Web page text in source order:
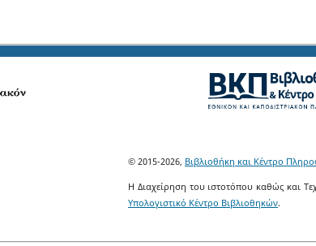
© 2015-2026, Βιβλιοθήκη και Κέντρο
Η Διαχείρηση του ιστοτόπου καθώς και
Υπολογιστικό Κέντρο Βιβλιοθηκών.